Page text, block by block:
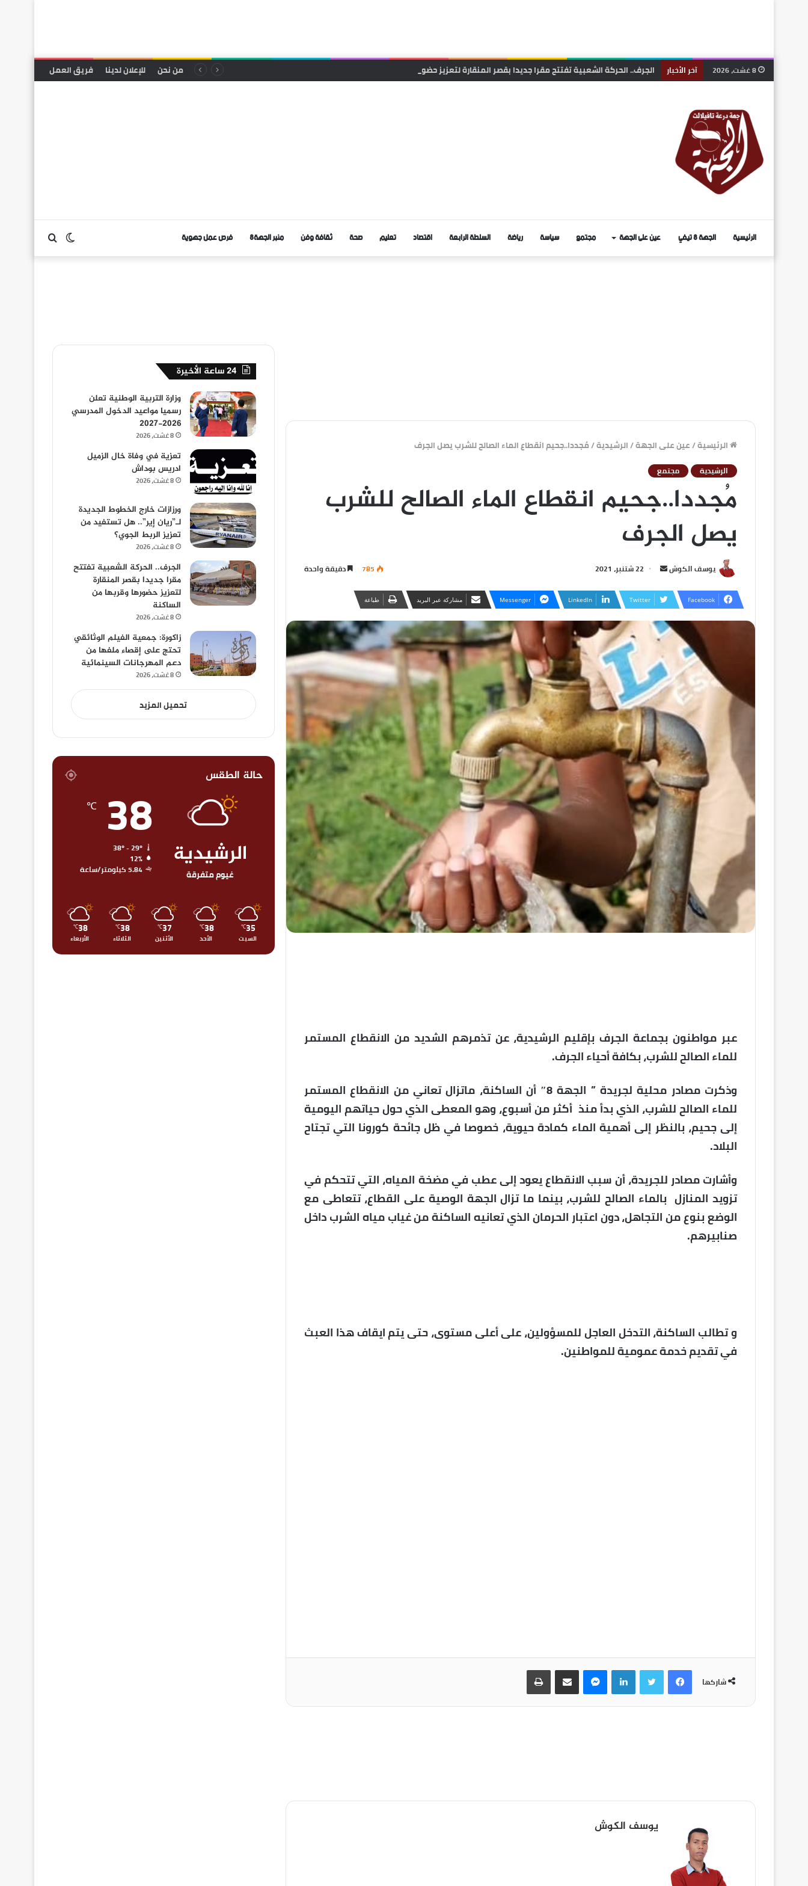
آخر الأخبار الجرف.. الحركة الشعبية تفتتح مقرا جديدا بقصر المنقارة لتعزيز حضورها وقربها من الساكنة من نحن للإعلان لدينا فريق العمل
الرئيسية الجهة 8 تيفي عين على الجهة مجتمع سياسة رياضة السلطة الرابعة اقتصاد تعليم صحة ثقافة وفن منبر الجهة8 فرص عمل جهوية
الرئيسية/عين على الجهة/الرشيدية/مُجددا..جحيم انقطاع الماء الصالح للشرب يصل الجرف
الرشيدية مجتمع
مُجددا..جحيم انقطاع الماء الصالح للشرب
يصل الجرف
يوسف الكوش 22 شتنبر، 2021 785 دقيقة واحدة
Facebook
Twitter
LinkedIn
Messenger مشاركة عبر البريد طباعة
عبر مواطنون بجماعة الجرف بإقليم الرشيدية، عن تذمرهم الشديد من الانقطاع المستمر
للماء الصالح للشرب، بكافة أحياء الجرف.
وذكرت مصادر محلية لجريدة ” الجهة 8″ أن الساكنة، ماتزال تعاني من الانقطاع المستمر
للماء الصالح للشرب، الذي بدأ منذ أكثر من أسبوع، وهو المعطى الذي حول حياتهم اليومية
إلى جحيم، بالنظر إلى أهمية الماء كمادة حيوية، خصوصا في ظل جائحة كورونا التي تجتاح
البلاد.
وأشارت مصادر للجريدة، أن سبب الانقطاع يعود إلى عطب في مضخة المياه، التي تتحكم في
تزويد المنازل بالماء الصالح للشرب، بينما ما تزال الجهة الوصية على القطاع، تتعاطى مع
الوضع بنوع من التجاهل، دون اعتبار الحرمان الذي تعانيه الساكنة من غياب مياه الشرب داخل
صنابيرهم.
و تطالب الساكنة، التدخل العاجل للمسؤولين، على أعلى مستوى، حتى يتم ايقاف هذا العبث
في تقديم خدمة عمومية للمواطنين.
شاركها
يوسف الكوش
24 ساعة الأخيرة
وزارة التربية الوطنية تعلن
رسميا مواعيد الدخول المدرسي
2026-2027
8 غشت، 2026
تعزية في وفاة خال الزميل
ادريس بوداش
8 غشت، 2026
ورزازات خارج الخطوط الجديدة
لـ”ريان إير”.. هل تستفيد من
تعزيز الربط الجوي؟
8 غشت، 2026
الجرف.. الحركة الشعبية تفتتح
مقرا جديدا بقصر المنقارة
لتعزيز حضورها وقربها من
الساكنة
8 غشت، 2026
زاكورة: جمعية الفيلم الوثائقي
تحتج على إقصاء ملفها من
دعم المهرجانات السينمائية
8 غشت، 2026
تحميل المزيد
حالة الطقس
الرشيدية
غيوم متفرقة
38
℃
38º - 29º
12%
5.84 كيلومتر/ساعة
35
℃
السبت
38
℃
الأحد
37
℃
الأثنين
38
℃
الثلاثاء
38
℃
الأربعاء